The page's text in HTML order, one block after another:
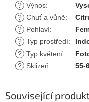
? Výnos:
? Chuť a vůně:
?
Pohlaví:
? Typ prostředí:
? Typ květení:
?
Sklizeň: 55-
Související